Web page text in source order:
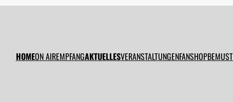
HOMEON AIREMPFANGAKTUELLESVERANSTALTUNGENFANSHOP